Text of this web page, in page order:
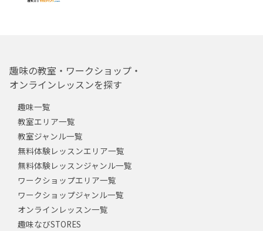
趣味の教室・ワークショップ・
オンラインレッスンを探す
趣味一覧
教室エリア一覧
教室ジャンル一覧
無料体験レッスンエリア一覧
無料体験レッスンジャンル一覧
ワークショップエリア一覧
ワークショップジャンル一覧
オンラインレッスン一覧
趣味なびSTORES